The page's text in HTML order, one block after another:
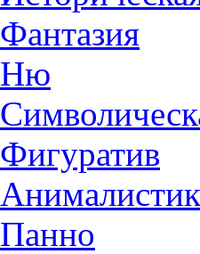
Фантазия
Ню
Фигуратив
Панно